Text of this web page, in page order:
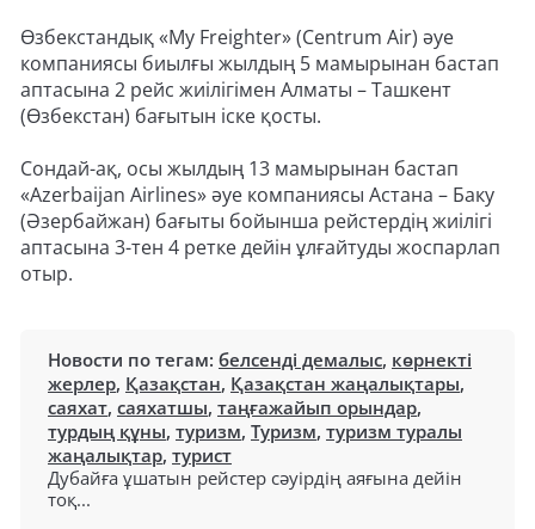
Өзбекстандық «My Freighter» (Centrum Air) әуе
компаниясы биылғы жылдың 5 мамырынан бастап
аптасына 2 рейс жиілігімен Алматы – Ташкент
(Өзбекстан) бағытын іске қосты.
Сондай-ақ, осы жылдың 13 мамырынан бастап
«Azerbaijan Airlines» әуе компаниясы Астана – Баку
(Әзербайжан) бағыты бойынша рейстердің жиілігі
аптасына 3-тен 4 ретке дейін ұлғайтуды жоспарлап
отыр.
Новости по тегам: белсенді демалыс, көрнекті
жерлер, Қазақстан, Қазақстан жаңалықтары,
саяхат, саяхатшы, таңғажайып орындар,
турдың құны, туризм, Туризм, туризм туралы
жаңалықтар, турист
Дубайға ұшатын рейстер сәуірдің аяғына дейін
тоқ...